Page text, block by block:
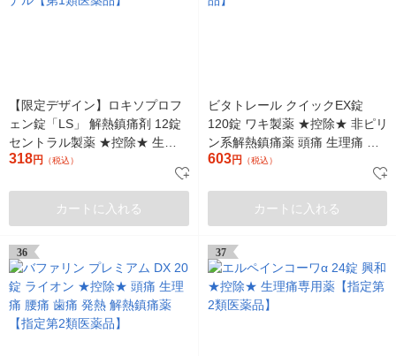
【限定デザイン】ロキソプロフ
ェン錠「LS」 解熱鎮痛剤 12錠
セントラル製薬 ★控除★ 生理痛
頭痛（イチオシ） オリジナル
318円 （税込）
カートに入れる
ビタトレール クイックEX錠
120錠 ワキ製薬 ★控除★ 非ピリ
ン系解熱鎮痛薬 頭痛 生理痛 腰
痛 肩こり痛【指定第2類医薬
603円 （税込）
カートに入れる
36 37